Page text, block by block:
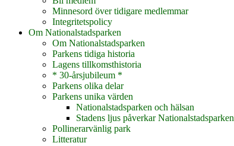
Minnesord över tidigare medlemmar
Integritetspolicy
Om Nationalstadsparken
Om Nationalstadsparken
Parkens tidiga historia
Lagens tillkomsthistoria
* 30-årsjubileum *
Parkens olika delar
Parkens unika värden
Nationalstadsparken och hälsan
Stadens ljus påverkar Nationalstadsparken
Pollinerarvänlig park
Litteratur